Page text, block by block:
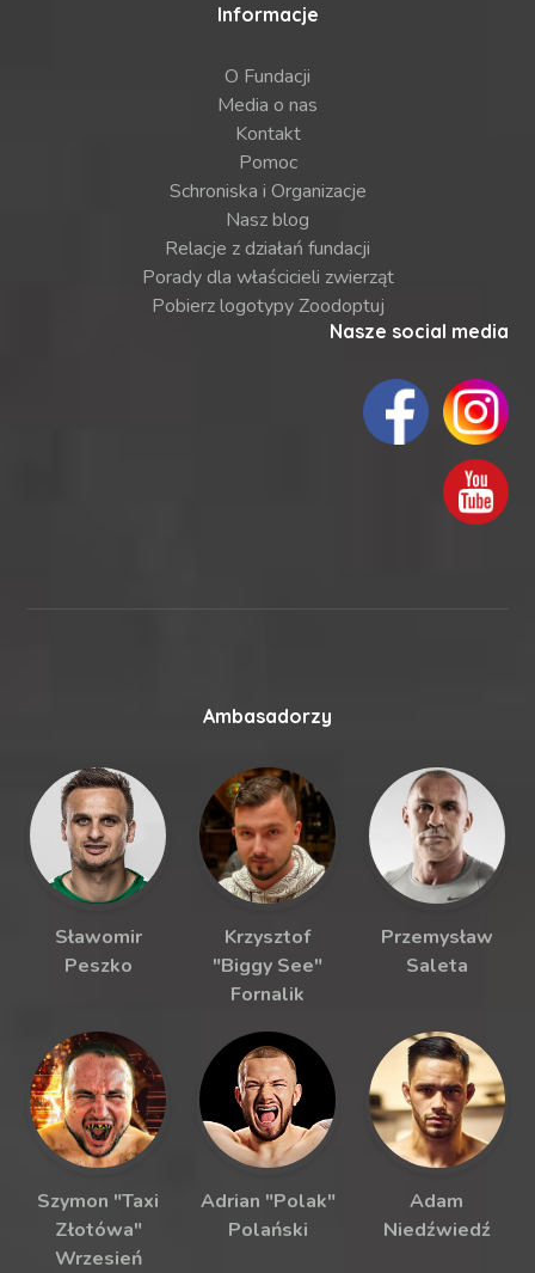
Informacje
O Fundacji
Media o nas
Kontakt
Pomoc
Schroniska i Organizacje
Nasz blog
Relacje z działań fundacji
Porady dla właścicieli zwierząt
Pobierz logotypy Zoodoptuj
Nasze social media
Ambasadorzy
Sławomir
Peszko
Krzysztof
"Biggy See"
Fornalik
Przemysław
Saleta
Szymon "Taxi
Złotówa"
Wrzesień
Adrian "Polak"
Polański
Adam
Niedźwiedź